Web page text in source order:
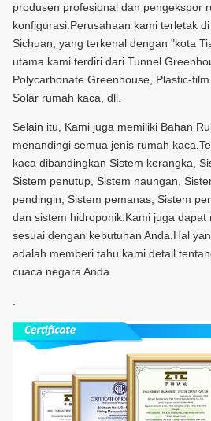
produsen profesional dan pengekspor
konfigurasi.Perusahaan kami terletak
Sichuan, yang terkenal dengan "kota
utama kami terdiri dari Tunnel
Polycarbonate Greenhouse, Plastic-
Solar rumah kaca, dll.
Selain itu, Kami juga memiliki Bahan
menandingi semua jenis rumah
kaca dibandingkan Sistem kerangka,
Sistem penutup, Sistem naungan,
pendingin, Sistem pemanas, Sistem
dan sistem hidroponik.Kami juga dapat
sesuai dengan kebutuhan Anda.Hal
adalah memberi tahu kami detail
cuaca negara Anda.